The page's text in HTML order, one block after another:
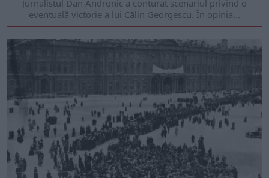
Jurnalistul Dan Andronic a conturat scenariul privind o
eventuală victorie a lui Călin Georgescu. În opinia...